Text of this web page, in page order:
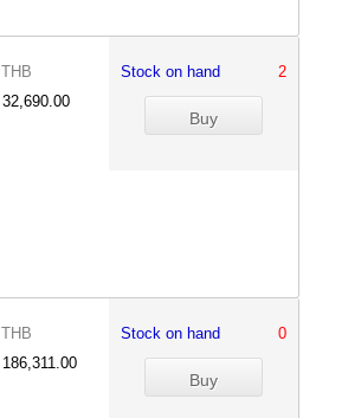
THB
32,690.00
Stock on hand 2
THB
186,311.00
Stock on hand 0